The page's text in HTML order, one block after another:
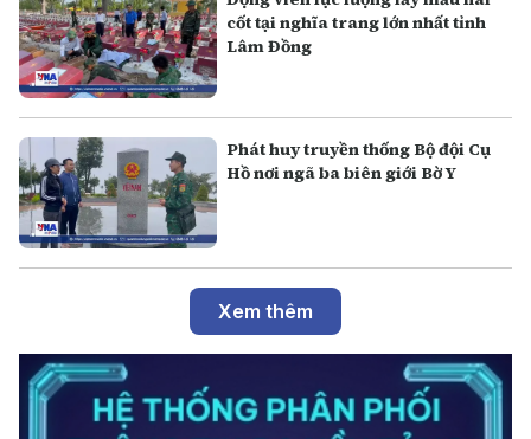
cốt tại nghĩa trang lớn nhất tỉnh
Lâm Đồng
Phát huy truyền thống Bộ đội Cụ
Hồ nơi ngã ba biên giới Bờ Y
Xem thêm